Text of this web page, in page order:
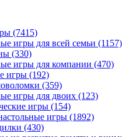
(7415)
игры для всей семьи (1157)
(330)
игры для компании (470)
игры (192)
(359)
игры для двоих (123)
игры (154)
игры (1892)
(430)